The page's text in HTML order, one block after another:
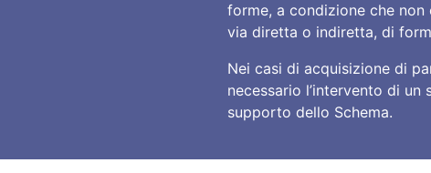
forme, a condizione che non
via diretta o indiretta, di
Nei casi di acquisizione di
necessario l’intervento di
supporto dello Schema.